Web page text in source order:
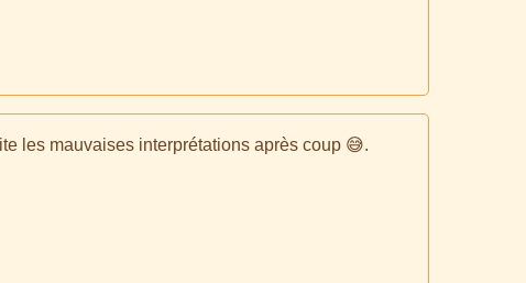
les mauvaises interprétations après coup 😅.